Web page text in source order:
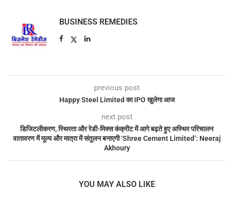
BUSINESS REMEDIES
previous post
Happy Steel Limited का IPO खुलेगा आज
next post
डिजिटलीकरण, स्थिरता और रेडी-मिक्स कंक्रीट में आगे बढ़ते हुए अस्थिर परिचालन
वातावरण में मूल्य और मात्रा में संतुलन बनाएगी ‘Shree Cement Limited’: Neeraj
Akhoury
YOU MAY ALSO LIKE